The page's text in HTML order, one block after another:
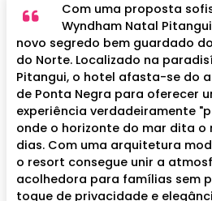
Com uma proposta
Wyndham Natal
novo segredo bem guardado
do Norte. Localizado na
Pitangui, o hotel afasta-se do
de Ponta Negra para oferecer
experiência verdadeiramente
onde o horizonte do mar dita o
dias. Com uma arquitetura
o resort consegue unir a
acolhedora para famílias sem
toque de privacidade e